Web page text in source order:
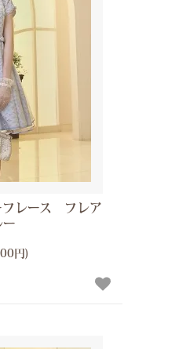
フレース フレア
円)